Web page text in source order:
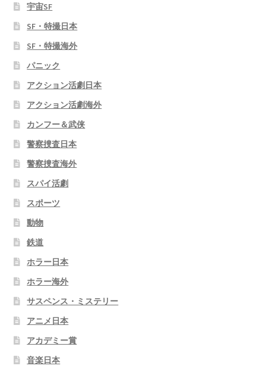
宇宙SF
SF・特撮日本
SF・特撮海外
パニック
アクション活劇日本
アクション活劇海外
カンフー＆武侠
警察捜査日本
警察捜査海外
スパイ活劇
スポーツ
動物
鉄道
ホラー日本
ホラー海外
サスペンス・ミステリー
アニメ日本
アカデミー賞
音楽日本